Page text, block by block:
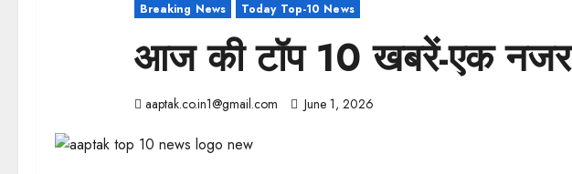
Breaking News Today Top-10 News
आज की टॉप 10 खबरें-एक नजर
aaptak.co.in1@gmail.com June 1, 2026